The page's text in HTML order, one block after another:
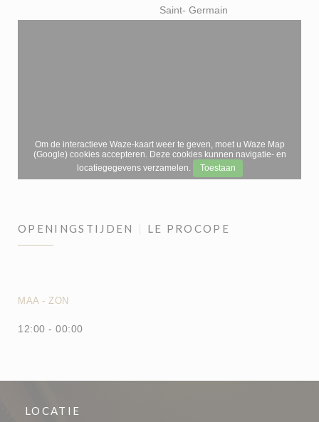
Saint- Germain
Om de interactieve Waze-kaart weer te geven, moet u Waze Map
(Google) cookies accepteren. Deze cookies kunnen navigatie- en
locatiegegevens verzamelen.
Toestaan
OPENINGSTIJDEN LE PROCOPE
MAA - ZON
12:00 - 00:00
LOCATIE